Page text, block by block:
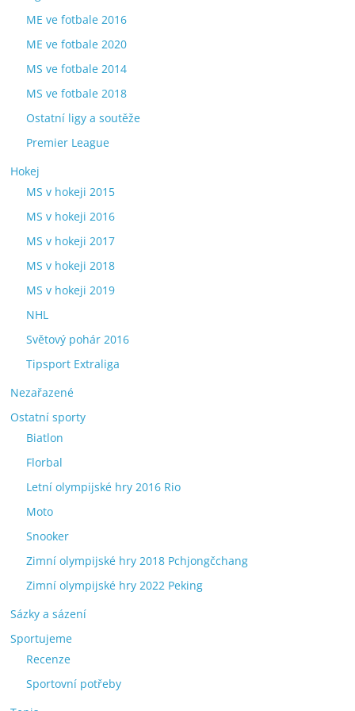
ME ve fotbale 2016
ME ve fotbale 2020
MS ve fotbale 2014
MS ve fotbale 2018
Ostatní ligy a soutěže
Premier League
Hokej
MS v hokeji 2015
MS v hokeji 2016
MS v hokeji 2017
MS v hokeji 2018
MS v hokeji 2019
NHL
Světový pohár 2016
Tipsport Extraliga
Nezařazené
Ostatní sporty
Biatlon
Florbal
Letní olympijské hry 2016 Rio
Moto
Snooker
Zimní olympijské hry 2018 Pchjongčchang
Zimní olympijské hry 2022 Peking
Sázky a sázení
Sportujeme
Recenze
Sportovní potřeby